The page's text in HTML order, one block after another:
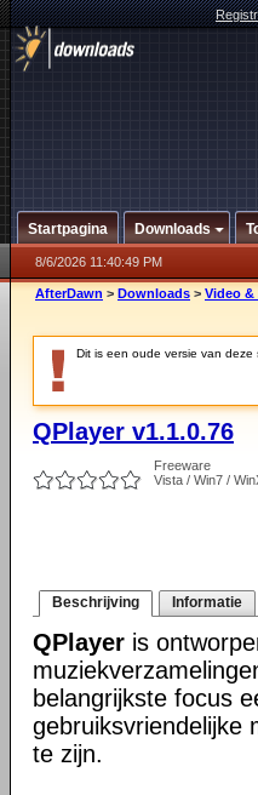
Startpagina Downloads
8/6/2026 11:40:49 PM
AfterDawn > Downloads > Video
Dit is een oude versie van deze
QPlayer v1.1.0.76
Freeware
Vista / Win7 /
Beschrijving Informatie
QPlayer is
belangrijkste focus
gebruiksvriendelijke
te zijn.